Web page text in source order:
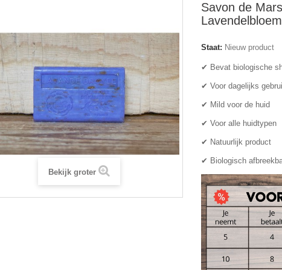
Bekijk groter
Savon de
Staat: Nieuw product
✔ Bevat biologische
✔ Voor dagelijks
✔ Mild voor de huid
✔ Voor alle huidtypen
✔ Natuurlijk product
✔ Biologisch